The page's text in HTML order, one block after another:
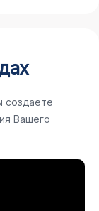
создаете
Вашего